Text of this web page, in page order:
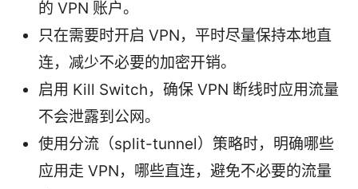
的 VPN 账户。
只在需要时开启 VPN，平时尽量保持本地直
连，减少不必要的加密开销。
启用 Kill Switch，确保 VPN 断线时应用流量
不会泄露到公网。
使用分流（split-tunnel）策略时，明确哪些
应用走 VPN，哪些直连，避免不必要的流量